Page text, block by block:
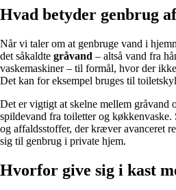
Hvad betyder genbrug
Når vi taler om at genbruge vand i
det såkaldte gråvand – altså vand fra
vaskemaskiner – til formål, hvor der
Det kan for eksempel bruges til
Det er vigtigt at skelne mellem gråvand
spildevand fra toiletter og
og affaldsstoffer, der kræver avanceret
sig til genbrug i private hjem.
Hvorfor give sig i kast